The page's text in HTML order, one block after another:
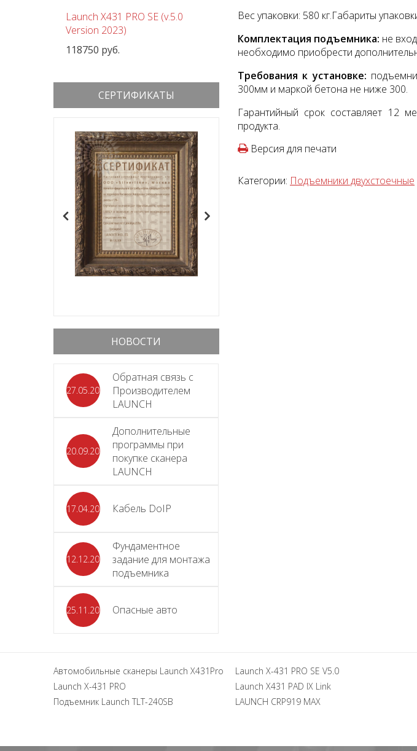
Launch X431 PRO SE (v.5.0
Version 2023)
118750 руб.
Шиномонтажный комплект
152000 руб.
СЕРТИФИКАТЫ
НОВОСТИ
27.05.2026
Обратная связь с
Производителем
LAUNCH
20.09.2025
Дополнительные
программы при
покупке сканера
LAUNCH
17.04.2024 Кабель DoIP
12.12.2023
Фундаментное
задание для монтажа
подъемника
25.11.2023 Опасные авто
Вес упаковки: 580 кг.Габариты
Комплектация подъемника: не
необходимо приобрести
Требования к установке:
300мм и маркой бетона не ниже 300.
Гарантийный срок составляет 12
продукта.
Версия для печати
Категории: Подъемники двухстоечные
Автомобильные сканеры Launch X431Pro Launch X-431 PRO SE V5.0
Launch X-431 PRO
Launch X431 PAD IX Link
Подъемник Launch TLT-240SB
LAUNCH CRP919 MAX